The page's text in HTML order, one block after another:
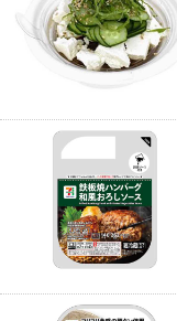
モバイルバッテリー
荷物預かりサービス
パウダースペース ラ